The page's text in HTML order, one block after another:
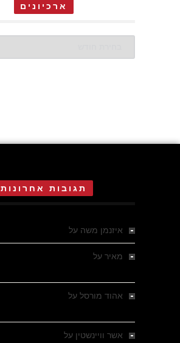
ארכיונים
תגובות אחרונות
איזנמן משה על
מאיר על
אהוד מורסל על
אשר וויינשטין על